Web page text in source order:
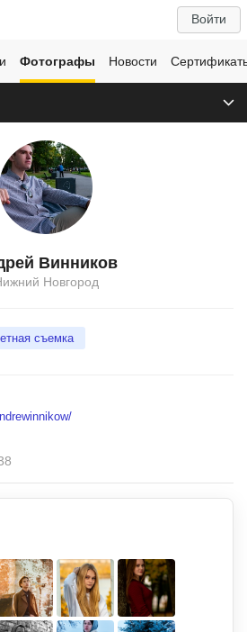
Войти
Фотографы Новости
Винников
Новгород
съемка